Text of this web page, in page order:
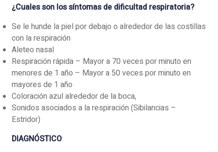
¿Cuales son los síntomas de dificultad respiratoria?
Se le hunde la piel por debajo o alrededor de las costillas
con la respiración
Aleteo nasal
Respiración rápida – Mayor a 70 veces por minuto en
menores de 1 año – Mayor a 50 veces por minuto en
mayores de 1 año
Coloración azul alrededor de la boca,
Sonidos asociados a la respiración (Sibilancias –
Estridor)
DIAGNÓSTICO: